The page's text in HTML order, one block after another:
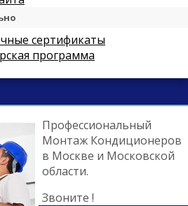
сертификаты
программа
Профессиональный
Монтаж Кондиционеров
в Москве и Московской
области.
Звоните !